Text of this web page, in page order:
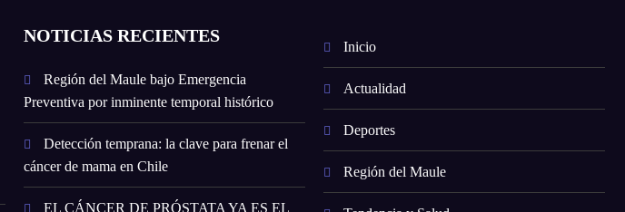
NOTICIAS RECIENTES
Región del Maule bajo Emergencia
Preventiva por inminente temporal histórico
Detección temprana: la clave para frenar el
cáncer de mama en Chile
EL CÁNCER DE PRÓSTATA YA ES EL
Inicio
Actualidad
Deportes
Región del Maule